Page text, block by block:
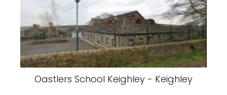
Oastlers School Keighley - Keighley